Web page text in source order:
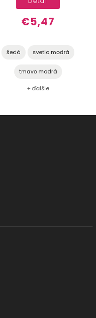
€5,47
šedá svetlo modrá
tmavo modrá
+ ďalšie